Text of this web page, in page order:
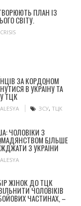
ПЛАН ІЗ
СВІТУ.
CRISIS
ЗА КОРДОНОМ
В УКРАЇНУ ТА
ТЦК
ALESYA ЗСУ, ТЦК
ЧОЛОВІКИ З
БІЛЬШЕ
З УКРАЇНИ
ALESYA
ЖІНОК ДО ТЦК
ЧОЛОВІКІВ
ЧАСТИНАХ, –